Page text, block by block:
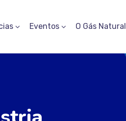
Eventos O Gás Natural